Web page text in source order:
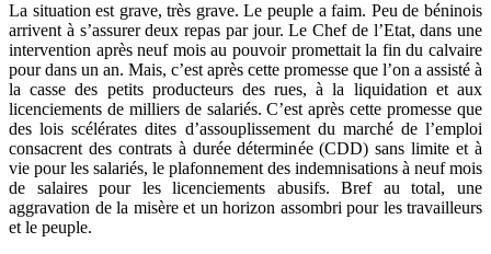
La situation est grave, très grave. Le peuple a faim. Peu de béninois
arrivent à s’assurer deux repas par jour. Le Chef de l’Etat, dans une
intervention après neuf mois au pouvoir promettait la fin du calvaire
pour dans un an. Mais, c’est après cette promesse que l’on a assisté à
la casse des petits producteurs des rues, à la liquidation et aux
licenciements de milliers de salariés. C’est après cette promesse que
des lois scélérates dites d’assouplissement du marché de l’emploi
consacrent des contrats à durée déterminée (CDD) sans limite et à
vie pour les salariés, le plafonnement des indemnisations à neuf mois
de salaires pour les licenciements abusifs. Bref au total, une
aggravation de la misère et un horizon assombri pour les travailleurs
et le peuple.